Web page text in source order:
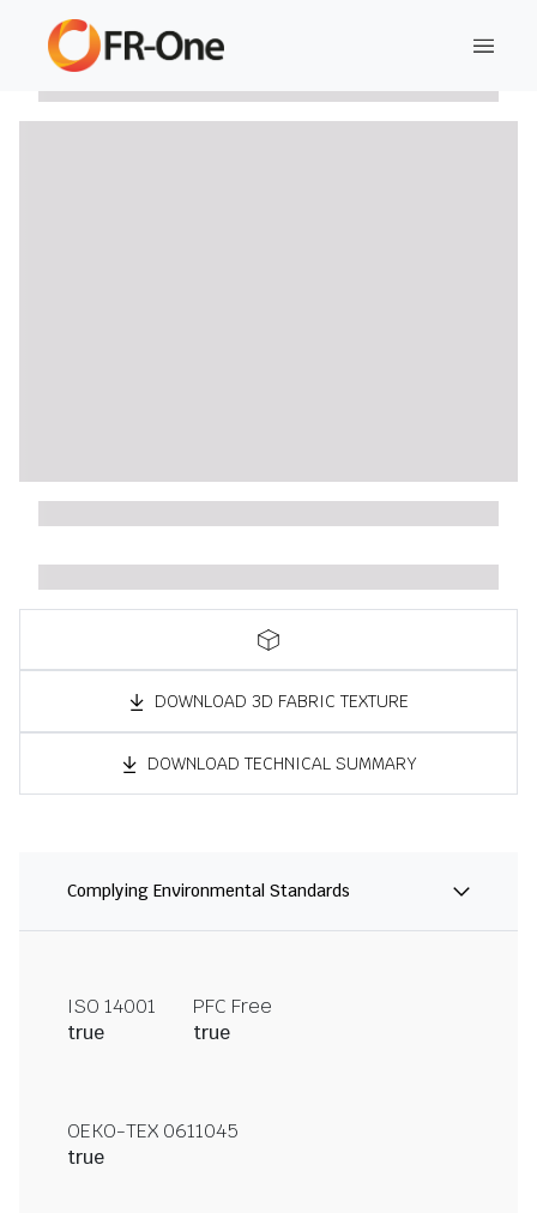
DOWNLOAD 3D FABRIC TEXTURE
DOWNLOAD TECHNICAL SUMMARY
Complying Environmental Standards
ISO 14001
true
PFC Free
true
OEKO-TEX 0611045
true